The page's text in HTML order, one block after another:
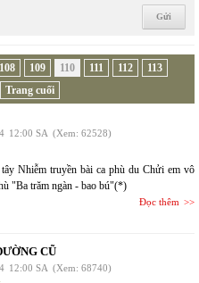
108 109 110 111 112
113
Trang cuối
12:00 SA (Xem: 62528)
Nhiễm truyền bài ca phù du Chửi em vô
"Ba trăm ngàn - bao bú"(*)
Đọc thêm
CŨ
12:00 SA (Xem: 68740)